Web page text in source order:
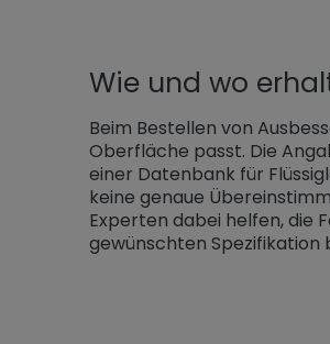
Wie und wo
Beim Bestellen von
Oberfläche passt. Die
einer Datenbank für
keine genaue
Experten dabei helfen, die
gewünschten